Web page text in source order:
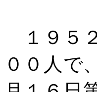
１９５
００人で